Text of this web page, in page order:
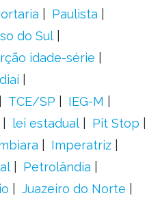
Paulista
do Sul
idade-série
TCE/SP
IEG-M
lei estadual
Pit Stop
Imperatriz
Petrolândia
Juazeiro do Norte